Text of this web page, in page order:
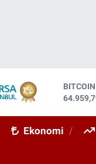
DOLAR
47,7436
STERLİN
Ekonomi